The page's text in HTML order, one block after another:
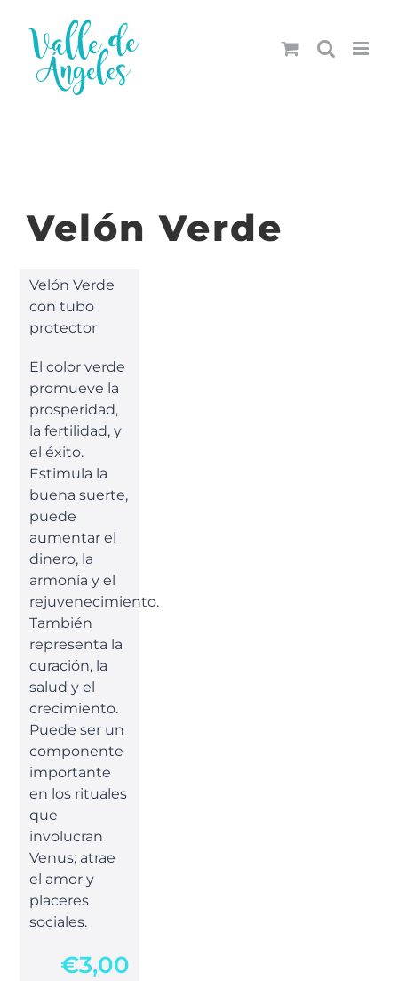
contenido
Velón Verde
Velón Verde
con tubo
protector
El color verde
promueve la
prosperidad,
la fertilidad, y
el éxito.
Estimula la
buena suerte,
puede
aumentar el
dinero, la
armonía y el
rejuvenecimiento.
También
representa la
curación, la
salud y el
crecimiento.
Puede ser un
componente
importante
en los rituales
que
involucran
Venus; atrae
el amor y
placeres
sociales.
€3,00